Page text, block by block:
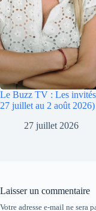
Le Buzz TV : Les
27 juillet au 2 août 2026)
27 juillet 2026
Laisser un commentaire
Votre adresse e-mail ne sera
A